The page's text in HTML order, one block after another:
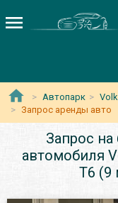
Автопарк
Запрос аренды авто
Запрос на
автомобиля
T6 (9